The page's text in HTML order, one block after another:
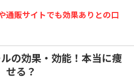
通販サイトでも効果ありとの口
の効果・効能！本当に痩
せる？